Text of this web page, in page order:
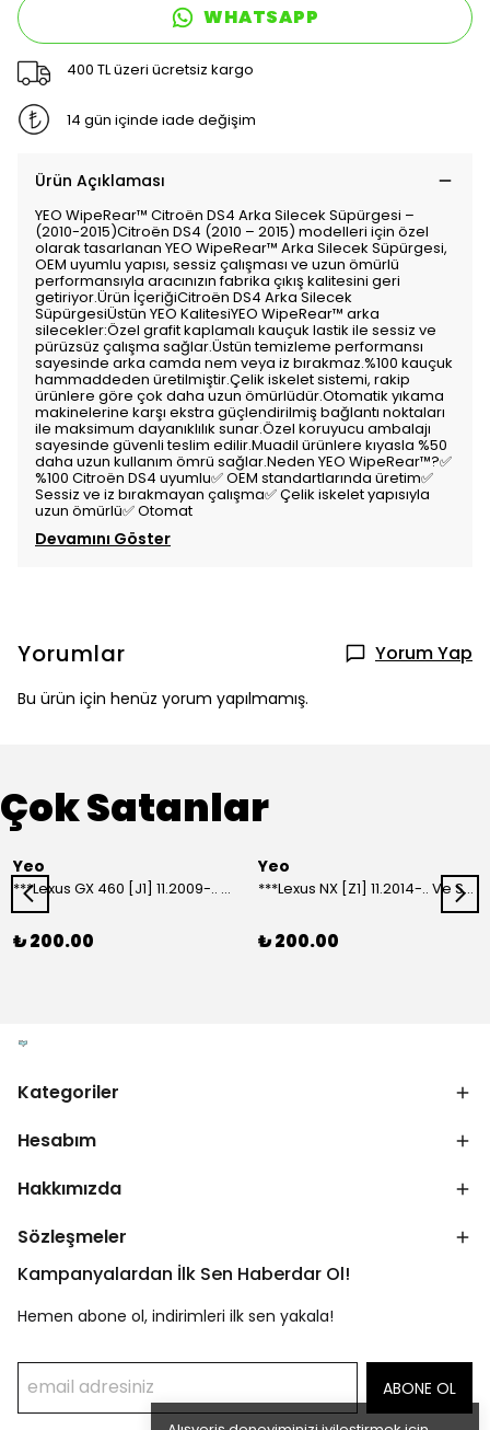
WHATSAPP
400 TL üzeri ücretsiz kargo
14 gün içinde iade değişim
Ürün Açıklaması
YEO WipeRear™️ Citroën DS4 Arka Silecek Süpürgesi –
(2010-2015)Citroën DS4 (2010 – 2015) modelleri için özel
olarak tasarlanan YEO WipeRear™️ Arka Silecek Süpürgesi,
OEM uyumlu yapısı, sessiz çalışması ve uzun ömürlü
performansıyla aracınızın fabrika çıkış kalitesini geri
getiriyor.Ürün İçeriğiCitroën DS4 Arka Silecek
SüpürgesiÜstün YEO KalitesiYEO WipeRear™️ arka
silecekler:Özel grafit kaplamalı kauçuk lastik ile sessiz ve
pürüzsüz çalışma sağlar.Üstün temizleme performansı
sayesinde arka camda nem veya iz bırakmaz.%100 kauçuk
hammaddeden üretilmiştir.Çelik iskelet sistemi, rakip
ürünlere göre çok daha uzun ömürlüdür.Otomatik yıkama
makinelerine karşı ekstra güçlendirilmiş bağlantı noktaları
ile maksimum dayanıklılık sunar.Özel koruyucu ambalajı
sayesinde güvenli teslim edilir.Muadil ürünlere kıyasla %50
daha uzun kullanım ömrü sağlar.Neden YEO WipeRear™️?✅
%100 Citroën DS4 uyumlu✅ OEM standartlarında üretim✅
Sessiz ve iz bırakmayan çalışma✅ Çelik iskelet yapısıyla
uzun ömürlü✅ Otomat
Devamını Göster
Yorumlar Yorum Yap
Bu ürün için henüz yorum yapılmamış.
Çok Satanlar
Yeo
***Lexus GX 460 [J1] 11.2009-.. Ve Sonrası Model Yılları İçin Uyumlu Yeo Arka Silecek
₺ 200.00
Yeo
***Lexus NX [Z1] 11.2014-.. Ve Sonrası Model Yılları İçin Uyumlu Yeo Arka Silecek
₺ 200.00
Kategoriler
Hesabım
Hakkımızda
Sözleşmeler
Kampanyalardan İlk Sen Haberdar Ol!
Hemen abone ol, indirimleri ilk sen yakala!
ABONE OL